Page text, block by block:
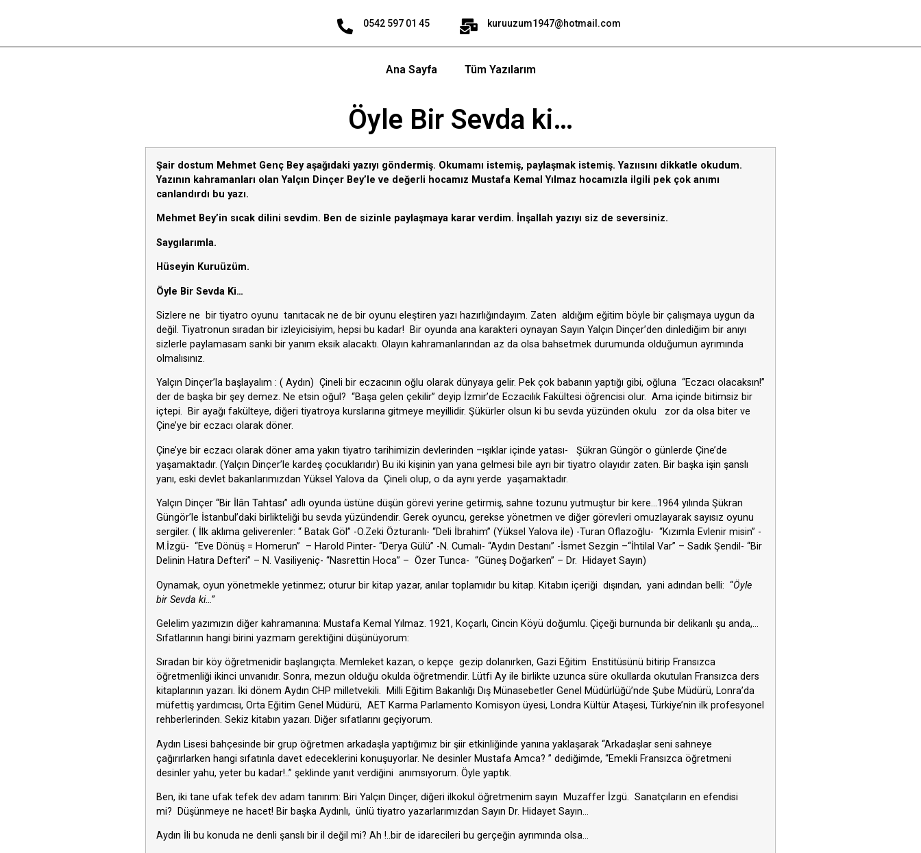
0542 597 01 45 kuruuzum1947@hotmail.com
Ana Sayfa Tüm Yazılarım
Öyle Bir Sevda ki…
Şair dostum Mehmet Genç Bey aşağıdaki yazıyı göndermiş. Okumamı istemiş, paylaşmak istemiş. Yazıısını dikkatle okudum.
Yazının kahramanları olan Yalçın Dinçer Bey’le ve değerli hocamız Mustafa Kemal Yılmaz hocamızla ilgili pek çok anımı
canlandırdı bu yazı.
Mehmet Bey’in sıcak dilini sevdim. Ben de sizinle paylaşmaya karar verdim. İnşallah yazıyı siz de seversiniz.
Saygılarımla.
Hüseyin Kuruüzüm.
Öyle Bir Sevda Ki…
Sizlere ne bir tiyatro oyunu tanıtacak ne de bir oyunu eleştiren yazı hazırlığındayım. Zaten aldığım eğitim böyle bir çalışmaya uygun da
değil. Tiyatronun sıradan bir izleyicisiyim, hepsi bu kadar! Bir oyunda ana karakteri oynayan Sayın Yalçın Dinçer’den dinlediğim bir anıyı
sizlerle paylamasam sanki bir yanım eksik alacaktı. Olayın kahramanlarından az da olsa bahsetmek durumunda olduğumun ayrımında
olmalısınız.
Yalçın Dinçer’la başlayalım : ( Aydın) Çineli bir eczacının oğlu olarak dünyaya gelir. Pek çok babanın yaptığı gibi, oğluna “Eczacı olacaksın!”
der de başka bir şey demez. Ne etsin oğul? “Başa gelen çekilir” deyip İzmir’de Eczacılık Fakültesi öğrencisi olur. Ama içinde bitimsiz bir
içtepi. Bir ayağı fakülteye, diğeri tiyatroya kurslarına gitmeye meyillidir. Şükürler olsun ki bu sevda yüzünden okulu zor da olsa biter ve
Çine’ye bir eczacı olarak döner.
Çine’ye bir eczacı olarak döner ama yakın tiyatro tarihimizin devlerinden –ışıklar içinde yatası- Şükran Güngör o günlerde Çine’de
yaşamaktadır. (Yalçın Dinçer’le kardeş çocuklarıdır) Bu iki kişinin yan yana gelmesi bile ayrı bir tiyatro olayıdır zaten. Bir başka işin şanslı
yanı, eski devlet bakanlarımızdan Yüksel Yalova da Çineli olup, o da aynı yerde yaşamaktadır.
Yalçın Dinçer “Bir İlân Tahtası” adlı oyunda üstüne düşün görevi yerine getirmiş, sahne tozunu yutmuştur bir kere…1964 yılında Şükran
Güngör’le İstanbul’daki birlikteliği bu sevda yüzündendir. Gerek oyuncu, gerekse yönetmen ve diğer görevleri omuzlayarak sayısız oyunu
sergiler. ( İlk aklıma geliverenler: “ Batak Göl” -O.Zeki Özturanlı- “Deli İbrahim” (Yüksel Yalova ile) -Turan Oflazoğlu- “Kızımla Evlenir misin” -
M.İzgü- “Eve Dönüş = Homerun” – Harold Pinter- “Derya Gülü” -N. Cumalı- “Aydın Destanı” -İsmet Sezgin –“İhtilal Var” – Sadık Şendil- “Bir
Delinin Hatıra Defteri” – N. Vasiliyeniç- “Nasrettin Hoca” – Özer Tunca- “Güneş Doğarken” – Dr. Hidayet Sayın)
Oynamak, oyun yönetmekle yetinmez; oturur bir kitap yazar, anılar toplamıdır bu kitap. Kitabın içeriği dışından, yani adından belli: “Öyle
bir Sevda ki…”
Gelelim yazımızın diğer kahramanına: Mustafa Kemal Yılmaz. 1921, Koçarlı, Cincin Köyü doğumlu. Çiçeği burnunda bir delikanlı şu anda,…
Sıfatlarının hangi birini yazmam gerektiğini düşünüyorum:
Sıradan bir köy öğretmenidir başlangıçta. Memleket kazan, o kepçe gezip dolanırken, Gazi Eğitim Enstitüsünü bitirip Fransızca
öğretmenliği ikinci unvanıdır. Sonra, mezun olduğu okulda öğretmendir. Lütfi Ay ile birlikte uzunca süre okullarda okutulan Fransızca ders
kitaplarının yazarı. İki dönem Aydın CHP milletvekili. Milli Eğitim Bakanlığı Dış Münasebetler Genel Müdürlüğü’nde Şube Müdürü, Lonra’da
müfettiş yardımcısı, Orta Eğitim Genel Müdürü, AET Karma Parlamento Komisyon üyesi, Londra Kültür Ataşesi, Türkiye’nin ilk profesyonel
rehberlerinden. Sekiz kitabın yazarı. Diğer sıfatlarını geçiyorum.
Aydın Lisesi bahçesinde bir grup öğretmen arkadaşla yaptığımız bir şiir etkinliğinde yanına yaklaşarak “Arkadaşlar seni sahneye
çağırırlarken hangi sıfatınla davet edeceklerini konuşuyorlar. Ne desinler Mustafa Amca? ” dediğimde, “Emekli Fransızca öğretmeni
desinler yahu, yeter bu kadar!..” şeklinde yanıt verdiğini anımsıyorum. Öyle yaptık.
Ben, iki tane ufak tefek dev adam tanırım: Biri Yalçın Dinçer, diğeri ilkokul öğretmenim sayın Muzaffer İzgü. Sanatçıların en efendisi
mi? Düşünmeye ne hacet! Bir başka Aydınlı, ünlü tiyatro yazarlarımızdan Sayın Dr. Hidayet Sayın…
Aydın İli bu konuda ne denli şanslı bir il değil mi? Ah !..bir de idarecileri bu gerçeğin ayrımında olsa…